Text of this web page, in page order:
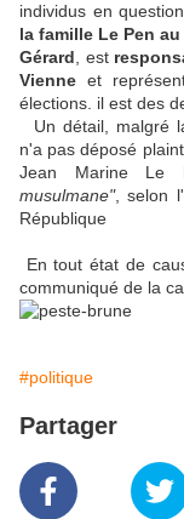
individus en
la famille Le Pen
Gérard , est
Vienne et
élections. il est des
Un détail, malgré
n'a pas déposé
Jean Marine Le
musulmane", selon
République
En tout état de
communiqué de la
#politique
Partager